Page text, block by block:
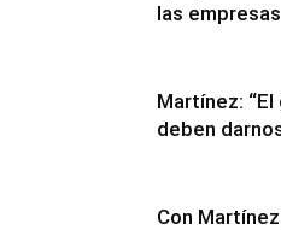
las empresas
Martínez:
deben
Con